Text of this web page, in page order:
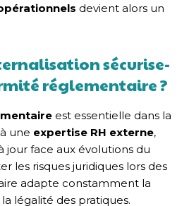
devient alors un
sécurise-
réglementaire ?
est essentielle dans la
une expertise RH externe,
à jour face aux évolutions du
les risques juridiques lors des
adapte constamment la
légalité des pratiques.